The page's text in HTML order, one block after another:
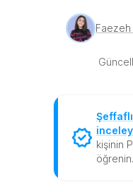
kişinin
öğrenin.